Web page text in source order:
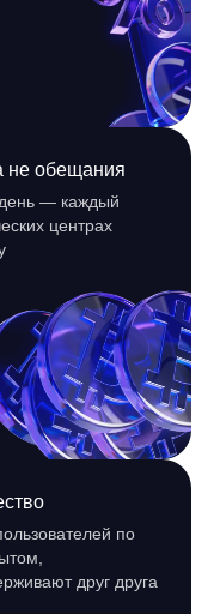
не обещания
— каждый
центрах
по
друг друга